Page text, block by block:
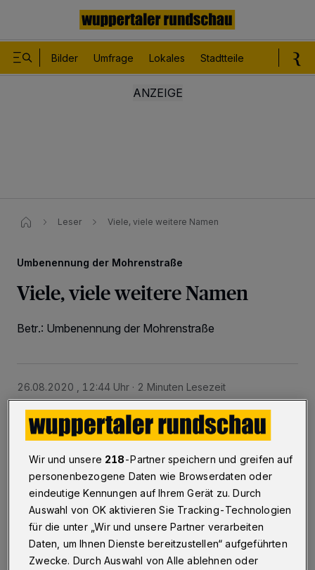
Bilder Umfrage Lokales Stadtteile
Leser Viele, viele weitere Namen
Umbenennung der Mohrenstraße
Viele, viele weitere Namen
Betr.: Umbenennung der Mohrenstraße
26.08.2020 , 12:44 Uhr 2 Minuten Lesezeit
E s ist wirklich an der Zeit, sich von
zweifelhaften Straßennamen zu
verabschieden. Namensänderungen sollten
Wir und unsere 218-Partner speichern und greifen auf
personenbezogene Daten wie Browserdaten oder
eindeutige Kennungen auf Ihrem Gerät zu. Durch
Auswahl von OK aktivieren Sie Tracking-Technologien
für die unter „Wir und unsere Partner verarbeiten
Daten, um Ihnen Dienste bereitzustellen“ aufgeführten
Zwecke. Durch Auswahl von Alle ablehnen oder